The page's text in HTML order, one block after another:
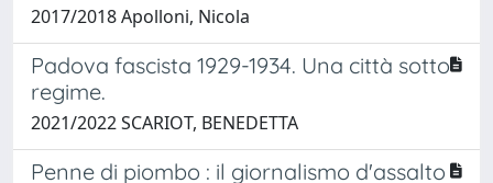
2017/2018 Apolloni, Nicola
Padova fascista 1929-1934. Una città sotto
regime.
2021/2022 SCARIOT, BENEDETTA
Penne di piombo : il giornalismo d'assalto